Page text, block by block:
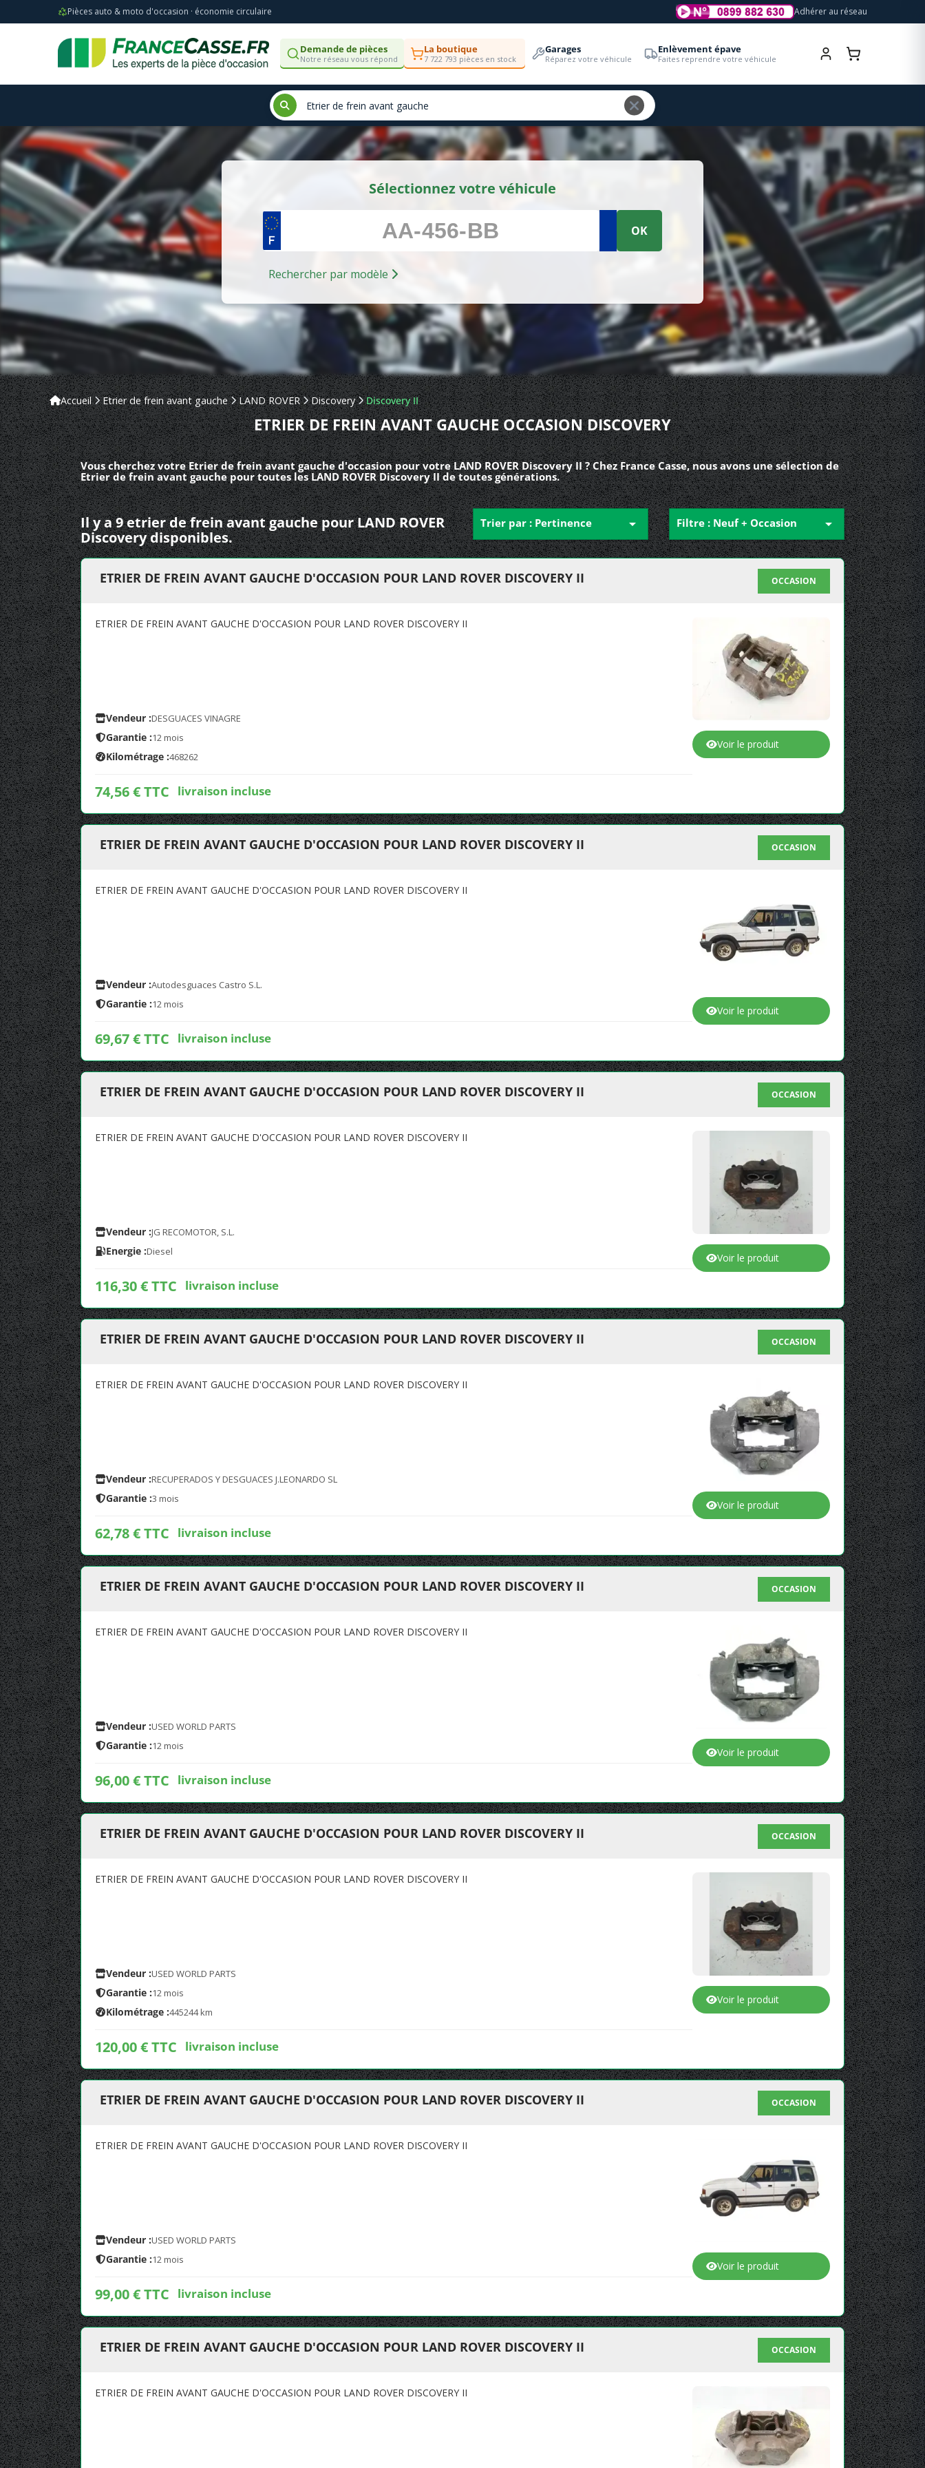
Pièces auto & moto d'occasion · économie circulaire Adhérer au réseau
Demande de pièces
Notre réseau vous répond
La boutique
7 722 793 pièces en stock
Garages
Réparez votre véhicule
Enlèvement épave
Faites reprendre votre véhicule
Sélectionnez votre véhicule
OK
Rechercher par modèle
Accueil Etrier de frein avant gauche LAND ROVER Discovery Discovery II
ETRIER DE FREIN AVANT GAUCHE OCCASION DISCOVERY
Vous cherchez votre Etrier de frein avant gauche d'occasion pour votre LAND ROVER Discovery II ? Chez France Casse, nous avons une sélection de
Etrier de frein avant gauche pour toutes les LAND ROVER Discovery II de toutes générations.
Il y a 9 etrier de frein avant gauche pour LAND ROVER
Discovery disponibles.
Trier par : Pertinence  Filtre : Neuf + Occasion 
ETRIER DE FREIN AVANT GAUCHE D'OCCASION POUR LAND ROVER DISCOVERY II OCCASION
ETRIER DE FREIN AVANT GAUCHE D'OCCASION POUR LAND ROVER DISCOVERY II
Vendeur :DESGUACES VINAGRE
Garantie :12 mois
Kilométrage :468262
74,56 € TTC livraison incluse
Voir le produit
ETRIER DE FREIN AVANT GAUCHE D'OCCASION POUR LAND ROVER DISCOVERY II OCCASION
ETRIER DE FREIN AVANT GAUCHE D'OCCASION POUR LAND ROVER DISCOVERY II
Vendeur :Autodesguaces Castro S.L.
Garantie :12 mois
69,67 € TTC livraison incluse
Voir le produit
ETRIER DE FREIN AVANT GAUCHE D'OCCASION POUR LAND ROVER DISCOVERY II OCCASION
ETRIER DE FREIN AVANT GAUCHE D'OCCASION POUR LAND ROVER DISCOVERY II
Vendeur :JG RECOMOTOR, S.L.
Energie :Diesel
116,30 € TTC livraison incluse
Voir le produit
ETRIER DE FREIN AVANT GAUCHE D'OCCASION POUR LAND ROVER DISCOVERY II OCCASION
ETRIER DE FREIN AVANT GAUCHE D'OCCASION POUR LAND ROVER DISCOVERY II
Vendeur :RECUPERADOS Y DESGUACES J.LEONARDO SL
Garantie :3 mois
62,78 € TTC livraison incluse
Voir le produit
ETRIER DE FREIN AVANT GAUCHE D'OCCASION POUR LAND ROVER DISCOVERY II OCCASION
ETRIER DE FREIN AVANT GAUCHE D'OCCASION POUR LAND ROVER DISCOVERY II
Vendeur :USED WORLD PARTS
Garantie :12 mois
96,00 € TTC livraison incluse
Voir le produit
ETRIER DE FREIN AVANT GAUCHE D'OCCASION POUR LAND ROVER DISCOVERY II OCCASION
ETRIER DE FREIN AVANT GAUCHE D'OCCASION POUR LAND ROVER DISCOVERY II
Vendeur :USED WORLD PARTS
Garantie :12 mois
Kilométrage :445244 km
120,00 € TTC livraison incluse
Voir le produit
ETRIER DE FREIN AVANT GAUCHE D'OCCASION POUR LAND ROVER DISCOVERY II OCCASION
ETRIER DE FREIN AVANT GAUCHE D'OCCASION POUR LAND ROVER DISCOVERY II
Vendeur :USED WORLD PARTS
Garantie :12 mois
99,00 € TTC livraison incluse
Voir le produit
ETRIER DE FREIN AVANT GAUCHE D'OCCASION POUR LAND ROVER DISCOVERY II OCCASION
ETRIER DE FREIN AVANT GAUCHE D'OCCASION POUR LAND ROVER DISCOVERY II